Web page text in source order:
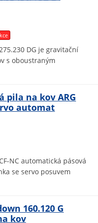
DG je gravitační
s oboustraným
pila na kov ARG
automat
NC automatická pásová
se servo posuvem
160.120 G
kov